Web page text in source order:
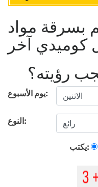
بسرقة مواد
كوميدي آخر
رؤيته؟
يوم الأسبوع:
النوع:
يكتب: